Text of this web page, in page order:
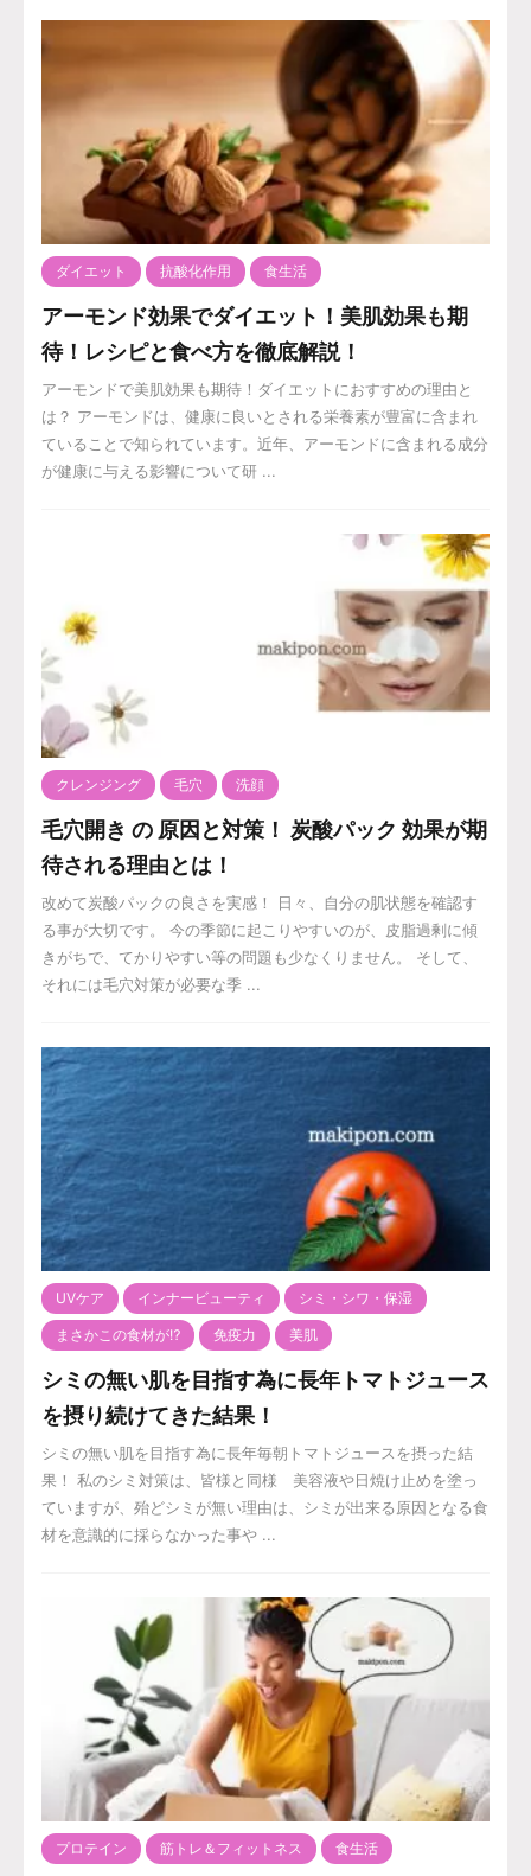
ダイエット 抗酸化作用 食生活
アーモンド効果でダイエット！美肌効果も期
待！レシピと食べ方を徹底解説！
アーモンドで美肌効果も期待！ダイエットにおすすめの理由と
は？ アーモンドは、健康に良いとされる栄養素が豊富に含まれ
ていることで知られています。近年、アーモンドに含まれる成分
が健康に与える影響について研 ...
クレンジング 毛穴 洗顔
毛穴開き の 原因と対策！ 炭酸パック 効果が期
待される理由とは！
改めて炭酸パックの良さを実感！ 日々、自分の肌状態を確認す
る事が大切です。 今の季節に起こりやすいのが、皮脂過剰に傾
きがちで、てかりやすい等の問題も少なくりません。 そして、
それには毛穴対策が必要な季 ...
UVケア インナービューティ シミ・シワ・保湿
まさかこの食材が⁉️ 免疫力 美肌
シミの無い肌を目指す為に長年トマトジュース
を摂り続けてきた結果！
シミの無い肌を目指す為に長年毎朝トマトジュースを摂った結
果！ 私のシミ対策は、皆様と同様 美容液や日焼け止めを塗っ
ていますが、殆どシミが無い理由は、シミが出来る原因となる食
材を意識的に採らなかった事や ...
プロテイン 筋トレ＆フィットネス 食生活